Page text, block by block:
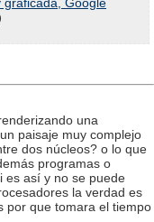
una
paisaje muy complejo
dos núcleos? o lo que
programas o
es así y no se puede
la verdad es
por que tomara el tiempo